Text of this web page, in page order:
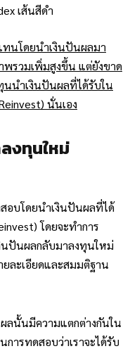
เส้นสีดำ
ทนโดยนำเงินปันผลมา
รวมเพิ่มสูงขึ้น แต่ยังขาด
นำเงินปันผลที่ได้รับใน
นั่นเอง
งทุนใหม่
อบโดยนำเงินปันผลที่ได้
โดยจะทำการ
นปันผลกลับมาลงทุนใหม่
ยละเอียดและสมมติฐาน
ผลนั้นมีความแตกต่างกันใน
การทดสอบว่าเราจะได้รับ